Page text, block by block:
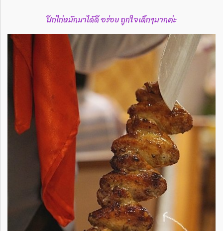
ปีกไก่หมักมาได้ดี อร่อย ถูกใจเด็กๆมากค่ะ